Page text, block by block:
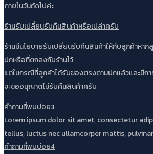
ภายในวันถัดไปค่ะ
ร้านรับเปลี่ยนรับคืนสินค้าหรือเปล่าครับ
ร้านมีนโยบายรับเปลี่ยนรับคืนสินค้าให้กับลูกค้าหาก
ปกหรือที่ตกลงกับร้านไว้
แต่ในกรณีที่ลูกค้าได้รับของตรงตามปกแล้วและมีก
จะขออนุญาตไม่รับคืนสินค้าครับ
คำถามที่พบบ่อย3
Lorem ipsum dolor sit amet, consectetur
tellus, luctus nec ullamcorper mattis,
คำถามที่พบบ่อย4